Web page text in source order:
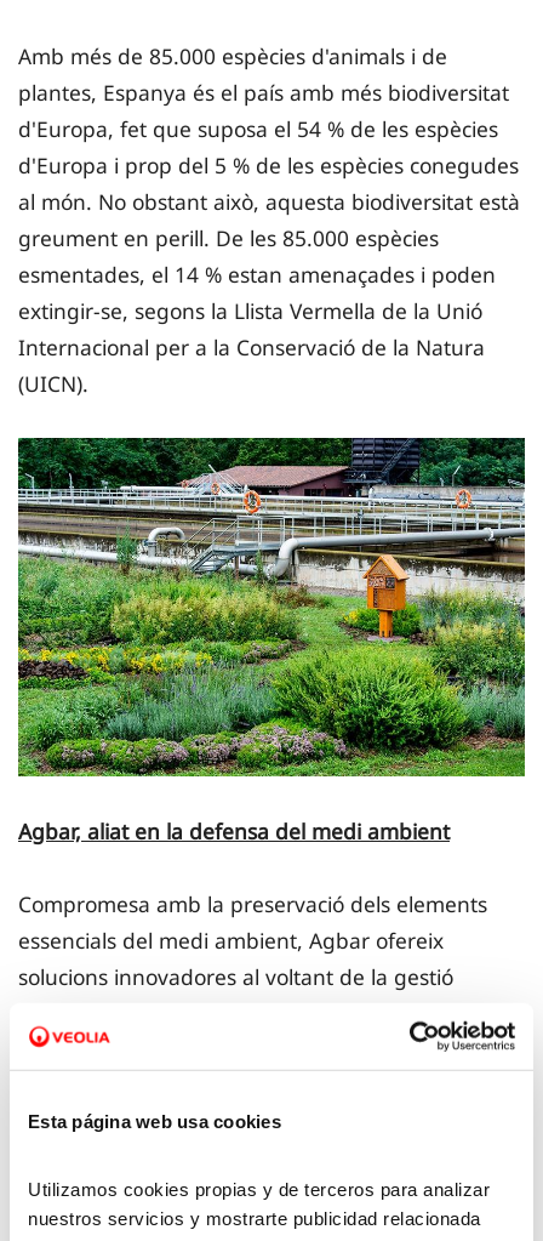
Esta página web usa cookies
Utilizamos cookies propias y de terceros para analizar
nuestros servicios y mostrarte publicidad relacionada
Amb més de 85.000 espècies d'animals i de
plantes, Espanya és el país amb més biodiversitat
d'Europa, fet que suposa el 54 % de les espècies
d'Europa i prop del 5 % de les espècies conegudes
al món. No obstant això, aquesta biodiversitat està
greument en perill. De les 85.000 espècies
esmentades, el 14 % estan amenaçades i poden
extingir-se, segons la Llista Vermella de la Unió
Internacional per a la Conservació de la Natura
(UICN).
Agbar, aliat en la defensa del medi ambient
Compromesa amb la preservació dels elements
essencials del medi ambient, Agbar ofereix
solucions innovadores al voltant de la gestió
salut ambiental per a l'agricultura, la indústria i les
2030 i els Objectius de Desenvolupament
El desenvolupament de solucions basades en la